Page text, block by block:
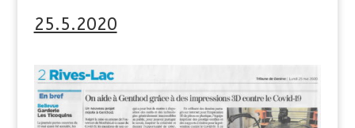
25.5.2020